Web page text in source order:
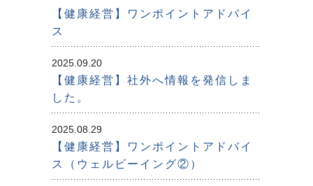
【健康経営】ワンポイントアドバイ
ス
2025.09.20
【健康経営】社外へ情報を発信しま
した。
2025.08.29
【健康経営】ワンポイントアドバイ
ス（ウェルビーイング②）